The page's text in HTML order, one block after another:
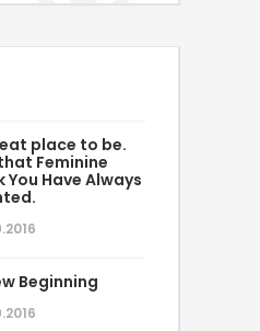
place to be.
Feminine
You Have Always
Beginning